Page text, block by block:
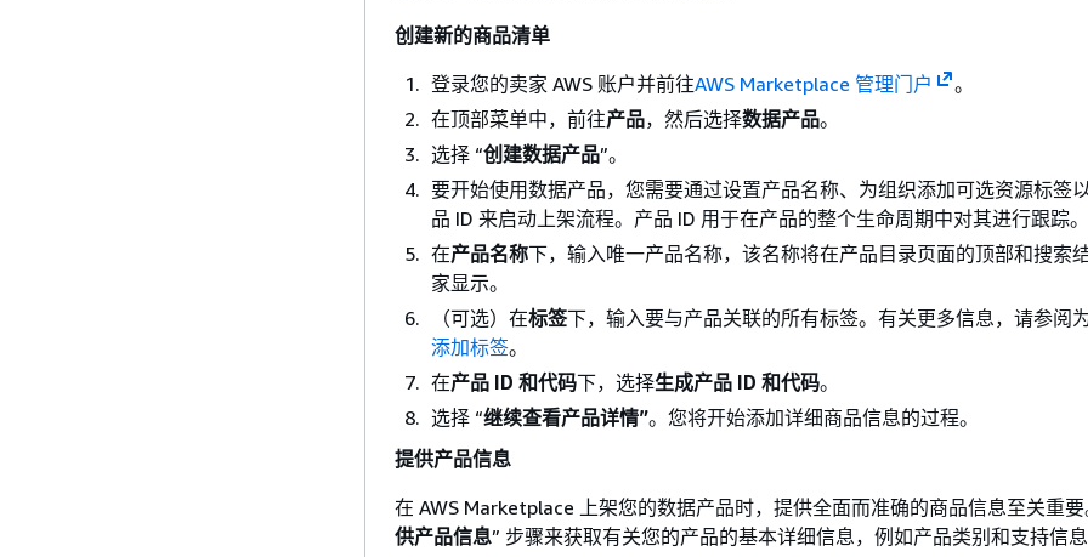
创建新的商品清单
登录您的卖家 AWS 账户并前往AWS Marketplace 管理门户
。
在顶部菜单中，前往产品，然后选择数据产品。
选择 “创建数据产品”。
要开始使用数据产品，您需要通过设置产品名称、为组织添加可选资源标签
品 ID 来启动上架流程。产品 ID 用于在产品的整个生命周期中对其进行跟踪。
在产品名称下，输入唯一产品名称，该名称将在产品目录页面的顶部和搜索
家显示。
（可选）在标签下，输入要与产品关联的所有标签。有关更多信息，请参阅
添加标签。
在产品 ID 和代码下，选择生成产品 ID 和代码。
选择 “继续查看产品详情”。您将开始添加详细商品信息的过程。
提供产品信息
在 AWS Marketplace 上架您的数据产品时，提供全面而准确的商品信息至关重要
供产品信息” 步骤来获取有关您的产品的基本详细信息，例如产品类别和支持信息